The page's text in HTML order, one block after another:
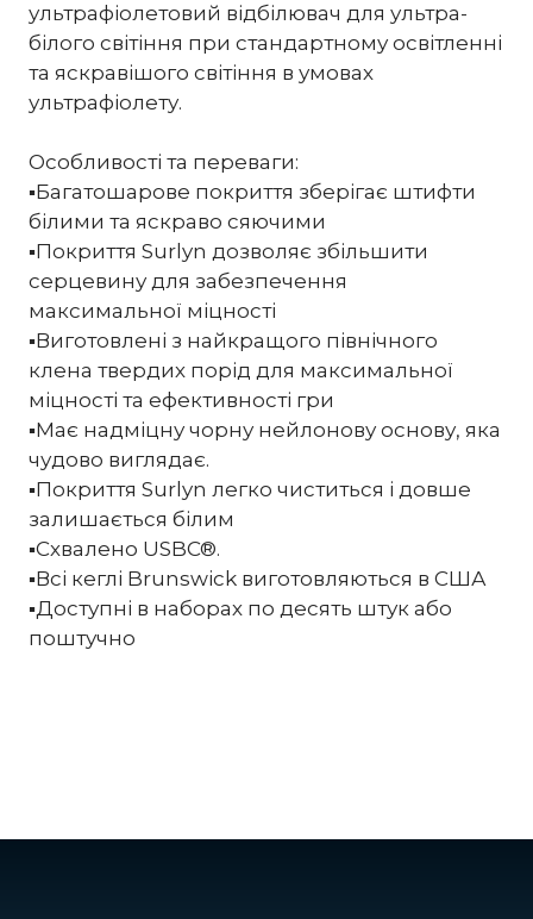
ультрафіолетовий відбілювач для ультра-
білого світіння при стандартному освітленні
та яскравішого світіння в умовах
ультрафіолету.
Особливості та переваги:
▪️Багатошарове покриття зберігає штифти
білими та яскраво сяючими
▪️Покриття Surlyn дозволяє збільшити
серцевину для забезпечення
максимальної міцності
▪️Виготовлені з найкращого північного
клена твердих порід для максимальної
міцності та ефективності гри
▪️Має надміцну чорну нейлонову основу, яка
чудово виглядає.
▪️Покриття Surlyn легко чиститься і довше
залишається білим
▪️Схвалено USBC®.
▪️Всі кеглі Brunswick виготовляються в США
▪️Доступні в наборах по десять штук або
поштучно